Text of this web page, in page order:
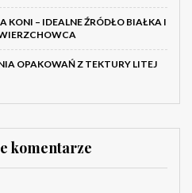
KONI – IDEALNE ŹRÓDŁO BIAŁKA I
OPAKOWAŃ Z TEKTURY LITEJ
komentarze